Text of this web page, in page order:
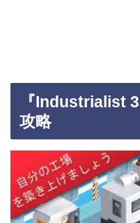
『Industrialist
攻略